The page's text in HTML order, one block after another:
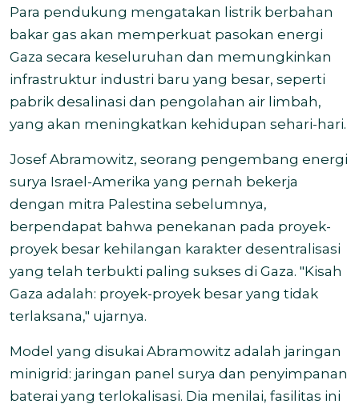
Para pendukung mengatakan listrik berbahan
bakar gas akan memperkuat pasokan energi
Gaza secara keseluruhan dan memungkinkan
infrastruktur industri baru yang besar, seperti
pabrik desalinasi dan pengolahan air limbah,
yang akan meningkatkan kehidupan sehari-hari.
Josef Abramowitz, seorang pengembang energi
surya Israel-Amerika yang pernah bekerja
dengan mitra Palestina sebelumnya,
berpendapat bahwa penekanan pada proyek-
proyek besar kehilangan karakter desentralisasi
yang telah terbukti paling sukses di Gaza. "Kisah
Gaza adalah: proyek-proyek besar yang tidak
terlaksana," ujarnya.
Model yang disukai Abramowitz adalah jaringan
minigrid: jaringan panel surya dan penyimpanan
baterai yang terlokalisasi. Dia menilai, fasilitas ini